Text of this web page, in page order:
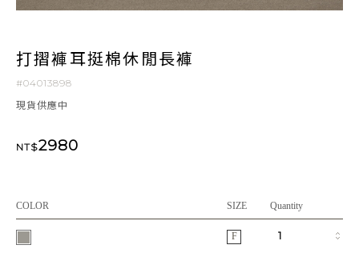
打摺褲耳挺棉休閒長褲
#04013898
現貨供應中
NT$2980
COLOR SIZE Quantity
F